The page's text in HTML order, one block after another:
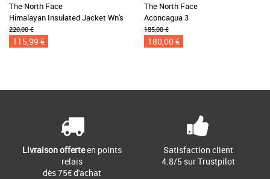
The North Face
Himalayan Insulated Jacket Wn's
220,00 €
115,99 €
The North Face
Aconcagua 3
185,00 €
180,00 €
Livraison offerteen points
relais
dès 75€ d'achat
Satisfaction client
4.8/5 sur Trustpilot